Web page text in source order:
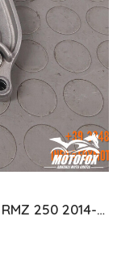
COPERCHIO POMPA ACQUA SUZUKI RMZ 250 2014-2026 1741110H10000